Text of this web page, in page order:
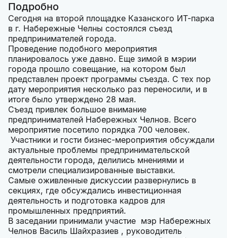
Подробно
Сегодня на второй площадке Казанского ИТ-парка
в г. Набережные Челны состоялся cъезд
предпринимателей города.
Проведение подобного мероприятия
планировалось уже давно. Еще зимой в мэрии
города прошло совещание, на котором был
представлен проект программы съезда. С тех пор
дату мероприятия несколько раз переносили, и в
итоге было утверждено 28 мая.
Съезд привлек большое внимание
предпринимателей Набережных Челнов. Всего
мероприятие посетило порядка 700 человек.
Участники и гости бизнес-мероприятия обсуждали
актуальные проблемы предпринимательской
деятельности города, делились мнениями и
смотрели специализированные выставки.
Самые оживленные дискуссии развернулись в
секциях, где обсуждались инвестиционная
деятельность и подготовка кадров для
промышленных предприятий.
В заседании принимали участие мэр Набережных
Челнов Василь Шайхразиев , руководитель